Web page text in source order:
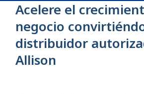
Acelere el
negocio
distribuidor
Allison